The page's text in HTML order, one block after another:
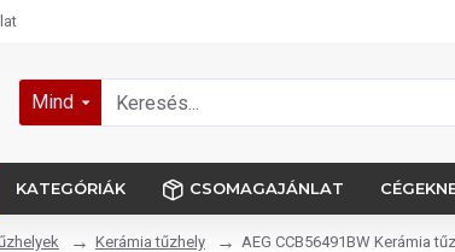
Mind
KATEGÓRIÁK CSOMAGAJÁNLAT
Kerámia tűzhely AEG CCB56491BW Kerámia